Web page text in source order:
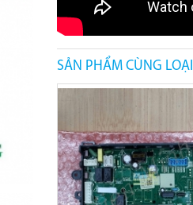
SẢN PHẨM CÙNG LOẠI